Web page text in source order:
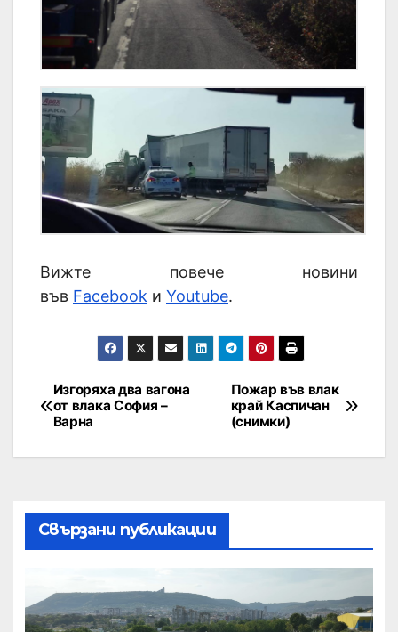
Вижте повече новини
във Facebook и Youtube.
Пожар във влак
край Каспичан
(снимки)
Изгоряха два вагона
от влака София –
Варна
Свързани публикации